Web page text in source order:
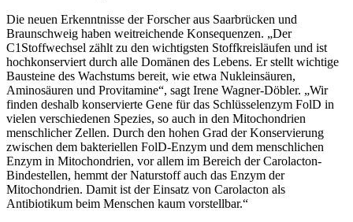
Die neuen Erkenntnisse der Forscher aus Saarbrücken und
Braunschweig haben weitreichende Konsequenzen. „Der
C1Stoffwechsel zählt zu den wichtigsten Stoffkreisläufen und ist
hochkonserviert durch alle Domänen des Lebens. Er stellt wichtige
Bausteine des Wachstums bereit, wie etwa Nukleinsäuren,
Aminosäuren und Provitamine“, sagt Irene Wagner-Döbler. „Wir
finden deshalb konservierte Gene für das Schlüsselenzym FolD in
vielen verschiedenen Spezies, so auch in den Mitochondrien
menschlicher Zellen. Durch den hohen Grad der Konservierung
zwischen dem bakteriellen FolD-Enzym und dem menschlichen
Enzym in Mitochondrien, vor allem im Bereich der Carolacton-
Bindestellen, hemmt der Naturstoff auch das Enzym der
Mitochondrien. Damit ist der Einsatz von Carolacton als
Antibiotikum beim Menschen kaum vorstellbar.“